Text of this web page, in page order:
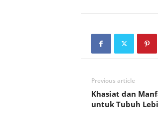
Previous article
Khasiat dan
untuk Tubuh